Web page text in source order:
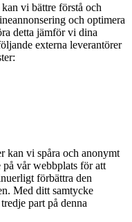
vi bättre förstå och
och optimera
detta jämför vi dina
externa leverantörer
kan vi spåra och anonymt
vår webbplats för att
förbättra den
Med ditt samtycke
part på denna